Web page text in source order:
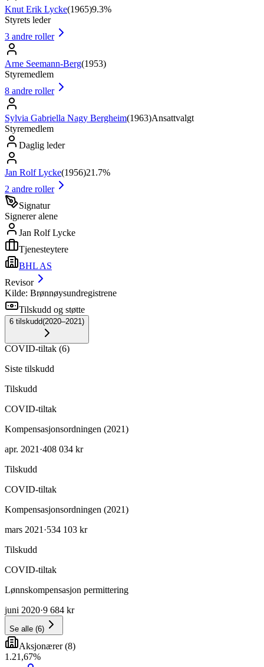
Knut Erik Lycke(1965)9.3%
Styrets leder
3 andre roller
Arne Seemann-Berg(1953)
Styremedlem
8 andre roller
Sylvia Gabriella Nagy Bergheim(1963)Ansattvalgt
Styremedlem
Daglig leder
Jan Rolf Lycke(1956)21.7%
2 andre roller
Signatur
Signerer alene
Jan Rolf Lycke
Tjenesteytere
BHL AS
Revisor
Kilde: Brønnøysundregistrene
Tilskudd og støtte
6 tilskudd(2020–2021 )
COVID-tiltak (6)
Siste tilskudd
Tilskudd
COVID-tiltak
Kompensasjonsordningen (2021)
apr. 2021 ·408 034 kr
Tilskudd
COVID-tiltak
Kompensasjonsordningen (2021)
mars 2021 ·534 103 kr
Tilskudd
COVID-tiltak
Lønnskompensasjon permittering
juni 2020·9 684 kr
Se alle (6)
Aksjonærer(8)
1 .21,67%